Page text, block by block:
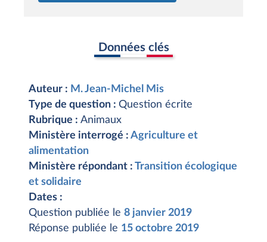
Données clés
Auteur : M. Jean-Michel Mis
Type de question : Question écrite
Rubrique : Animaux
Ministère interrogé : Agriculture et
alimentation
Ministère répondant : Transition écologique
et solidaire
Dates :
Question publiée le 8 janvier 2019
Réponse publiée le 15 octobre 2019